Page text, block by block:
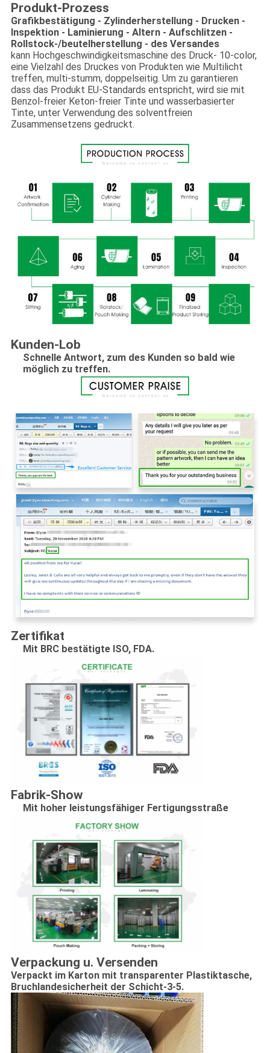
Produkt-Prozess
Grafikbestätigung - Zylinderherstellung - Drucken -
Inspektion - Laminierung - Altern - Aufschlitzen -
Rollstock-/beutelherstellung - des Versandes
kann Hochgeschwindigkeitsmaschine des Druck- 10-color,
eine Vielzahl des Druckes von Produkten wie Multilicht
treffen, multi-stumm, doppelseitig. Um zu garantieren
dass das Produkt EU-Standards entspricht, wird sie mit
Benzol-freier Keton-freier Tinte und wasserbasierter
Tinte, unter Verwendung des solventfreien
Zusammensetzens gedruckt.
Kunden-Lob
Schnelle Antwort, zum des Kunden so bald wie
möglich zu treffen.
Zertifikat
Mit BRC bestätigte ISO, FDA.
Fabrik-Show
Mit hoher leistungsfähiger Fertigungsstraße
Verpackung u. Versenden
Verpackt im Karton mit transparenter Plastiktasche,
Bruchlandesicherheit der Schicht-3-5.